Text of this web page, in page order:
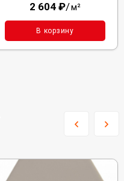
2 604 ₽/м²
В корзину